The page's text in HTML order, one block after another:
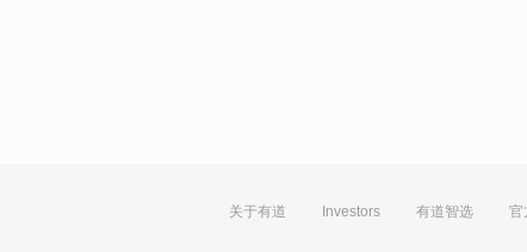
关于有道 Investors 有道智选 官